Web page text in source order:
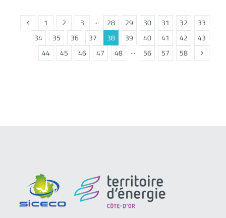
1 2 3 ··· 28 29 30 31 32
33
34
35 36 37 38 39 40 41 42
43
44
45 46 47 48 ··· 56 57 58